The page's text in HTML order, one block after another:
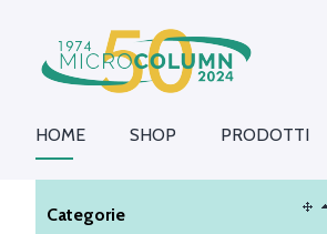
HOME SHOP PRODOTTI
Categorie